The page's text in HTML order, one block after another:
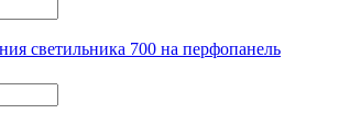
светильника 700 на перфопанель